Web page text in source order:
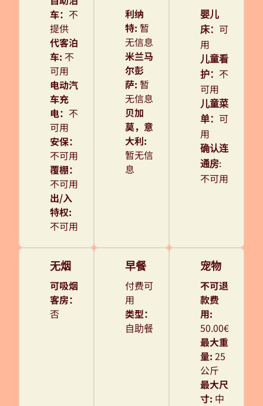
车： 不
提供
代客泊
车: 不
可用
电动汽
车充
电： 不
可用
安保：
不可用
覆棚：
不可用
出/入
特权:
不可用
利纳
特: 暂
无信息
米兰马
尔彭
萨: 暂
无信息
贝加
莫，意
大利:
暂无信
息
婴儿
床： 可
用
儿童看
护： 不
可用
儿童菜
单： 可
用
确认连
通房:
不可用
无烟
可吸烟
客房：
否
早餐
付费可
用
类型：
自助餐
宠物
不可退
款费
用:
50.00€
最大重
量: 25
公斤
最大尺
寸: 中